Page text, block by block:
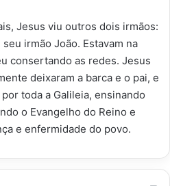
Jesus viu outros dois irmãos:
irmão João. Estavam na
consertando as redes. Jesus
deixaram a barca e o pai, e
toda a Galileia, ensinando
o Evangelho do Reino e
e enfermidade do povo.